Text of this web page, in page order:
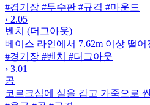
#경기장 #투수판 #규격 #마운드
› 2.05
벤치 (더그아웃)
베이스 라인에서 7.62m 이상 떨
#경기장 #벤치 #더그아웃
› 3.01
공
코르크심에 실을 감고 가죽으로